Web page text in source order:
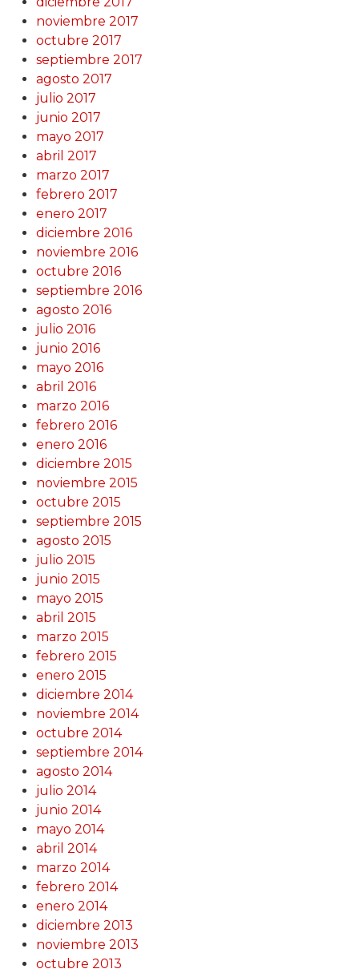
noviembre 2017
octubre 2017
septiembre 2017
agosto 2017
julio 2017
junio 2017
mayo 2017
abril 2017
marzo 2017
febrero 2017
enero 2017
diciembre 2016
noviembre 2016
octubre 2016
septiembre 2016
agosto 2016
julio 2016
junio 2016
mayo 2016
abril 2016
marzo 2016
febrero 2016
enero 2016
diciembre 2015
noviembre 2015
octubre 2015
septiembre 2015
agosto 2015
julio 2015
junio 2015
mayo 2015
abril 2015
marzo 2015
febrero 2015
enero 2015
diciembre 2014
noviembre 2014
octubre 2014
septiembre 2014
agosto 2014
julio 2014
junio 2014
mayo 2014
abril 2014
marzo 2014
febrero 2014
enero 2014
diciembre 2013
noviembre 2013
octubre 2013